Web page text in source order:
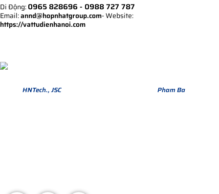
Di Động:0965 828696 - 0988 727 787
Email:annd@hopnhatgroup.com- Website:
https://vattudienhanoi.com
HNTech., JSC Pham Ba